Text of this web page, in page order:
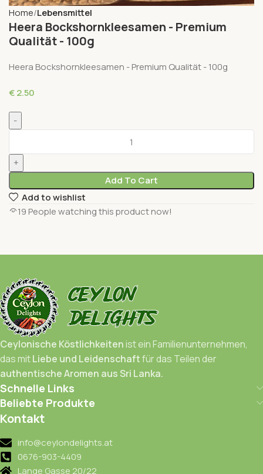
Home Lebensmittel
Heera Bockshornkleesamen - Premium
Qualität - 100g
Heera Bockshornkleesamen - Premium Qualität - 100g
€2.50
Add To Cart
Add to wishlist
19 People watching this product now!
Ceylonische Köstlichkeitenist ein Familienunternehmen,
das mitLiebe und Leidenschaftfür das Teilen der
authentische Aromen aus Sri Lanka.
Schnelle Links
Beliebte Produkte
Kontakt
info@ceylondelights.at
0676-903-4409
Lange Gasse 20/22